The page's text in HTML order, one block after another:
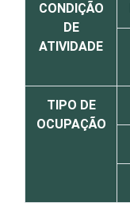
CONDIÇÃO
DE
ATIVIDADE
TIPO DE
OCUPAÇÃO